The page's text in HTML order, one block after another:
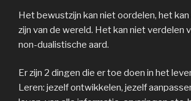
Het bewustzijn kan niet oordelen, het
zijn van de wereld. Het kan niet verdelen
non-dualistische aard.
Er zijn 2 dingen die er toe doen in het
Leren: jezelf ontwikkelen, jezelf